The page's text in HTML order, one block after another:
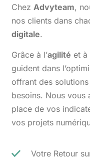
Chez Advyteam,
nos clients dans
digitale.
Grâce à l’agilité et à
guident dans
offrant des
besoins. Nous vous
place de vos
vos projets
Votre Retour